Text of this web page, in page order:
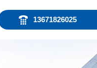
13671826025